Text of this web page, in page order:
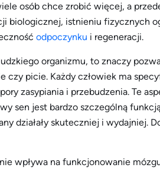
osób chce zrobić więcej, a
biologicznej, istnieniu fizycznych
odpoczynku i regeneracji.
organizmu, to znaczy
czy picie. Każdy człowiek ma
zasypiania i przebudzenia. Te
sen jest bardzo szczególną
działały skuteczniej i wydajniej.
wpływa na funkcjonowanie